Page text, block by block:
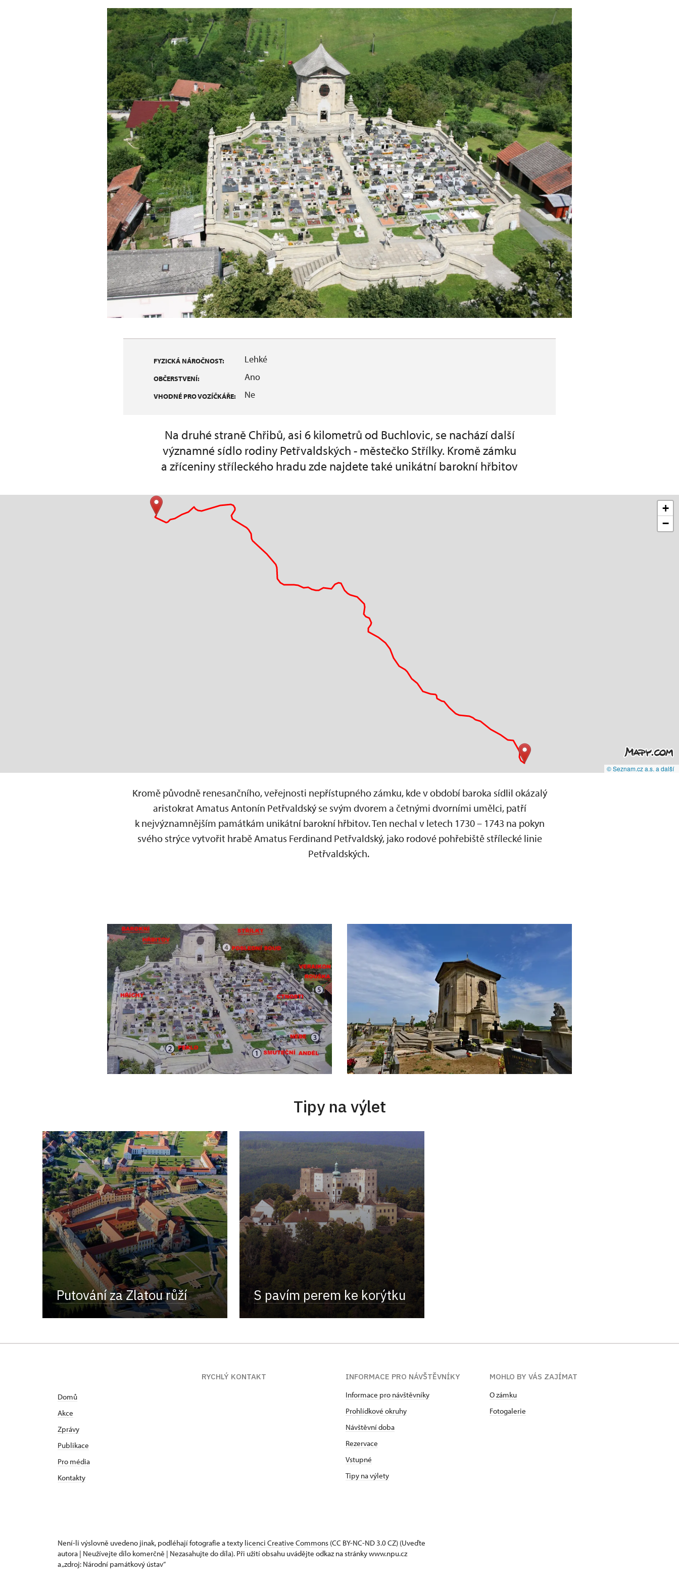
FYZICKÁ NÁROČNOST: Lehké
OBČERSTVENÍ: Ano
VHODNÉ PRO VOZÍČKÁŘE: Ne
Na druhé straně Chřibů, asi 6 kilometrů od Buchlovic, se nachází další
významné sídlo rodiny Petřvaldských - městečko Střílky. Kromě zámku
a zříceniny stříleckého hradu zde najdete také unikátní barokní hřbitov
+
−
© Seznam.cz a.s. a další
Kromě původně renesančního, veřejnosti nepřístupného zámku, kde v období baroka sídlil okázalý
aristokrat Amatus Antonín Petřvaldský se svým dvorem a četnými dvorními umělci, patří
k nejvýznamnějším památkám unikátní barokní hřbitov. Ten nechal v letech 1730 – 1743 na pokyn
svého strýce vytvořit hrabě Amatus Ferdinand Petřvaldský, jako rodové pohřebiště střílecké linie
Petřvaldských.
Tipy na výlet
Putování za Zlatou růží S pavím perem ke korýtku
Domů
Akce
Zprávy
Publikace
Pro média
Kontakty
RYCHLÝ KONTAKT
INFORMACE PRO NÁVŠTĚVNÍKY
Informace pro návštěvníky
Prohlídkové okruhy
Návštěvní doba
Rezervace
Vstupné
Tipy na výlety
MOHLO BY VÁS ZAJÍMAT
O zámku
Fotogalerie
Není-li výslovně uvedeno jinak, podléhají fotografie a texty licenci Creative Commons (CC BY-NC-ND 3.0 CZ) (Uveďte
autora | Neužívejte dílo komerčně | Nezasahujte do díla). Při užití obsahu uvádějte odkaz na stránky www.npu.cz
a „zdroj: Národní památkový ústav“